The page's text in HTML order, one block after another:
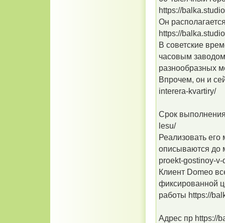
https://
Он
https://
В советские
часовым
разнообразных
Впрочем, он и
interera-kvartiry/
Срок
lesu/
Реализовать
описываются до
proekt-gostinoy-
Клиент Domeo
фиксированной
работы https://
Адрес пр https://